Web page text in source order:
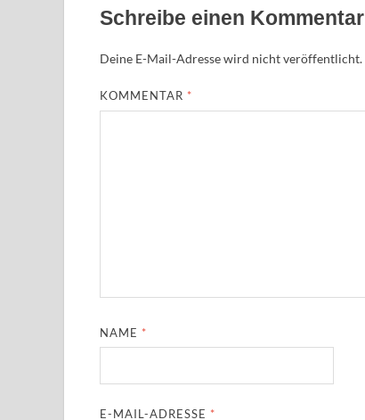
Schreibe einen Kommentar
Deine E-Mail-Adresse wird nicht veröffentlicht.
KOMMENTAR *
NAME *
E-MAIL-ADRESSE *